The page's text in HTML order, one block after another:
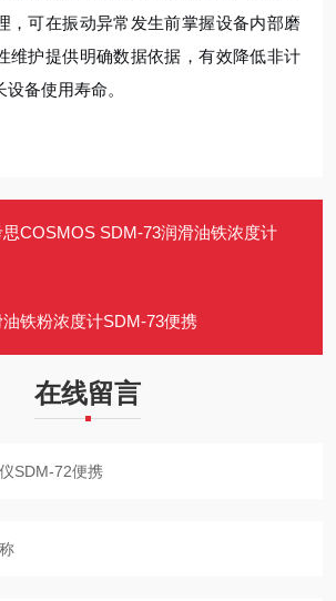
，可在振动异常发生前掌握设备内部磨
维护提供明确数据依据，有效降低非计
备使用寿命。
思COSMOS SDM-73润滑油铁浓度计
铁粉浓度计SDM-73便携
在线留言